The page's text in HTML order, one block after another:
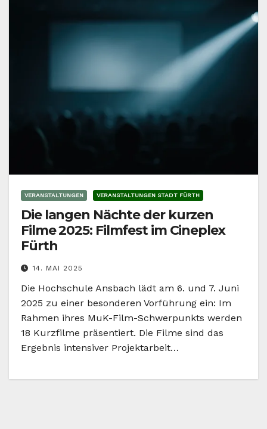
VERANSTALTUNGEN VERANSTALTUNGEN STADT FÜRTH
Die langen Nächte der kurzen
Filme 2025: Filmfest im Cineplex
Fürth
14. MAI 2025
Die Hochschule Ansbach lädt am 6. und 7. Juni
2025 zu einer besonderen Vorführung ein: Im
Rahmen ihres MuK-Film-Schwerpunkts werden
18 Kurzfilme präsentiert. Die Filme sind das
Ergebnis intensiver Projektarbeit…